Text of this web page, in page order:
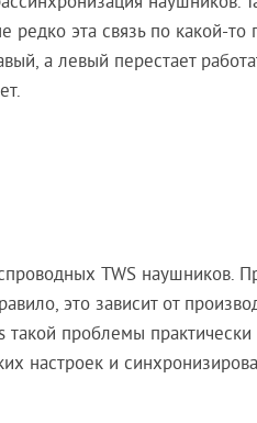
эта связь по какой-то
а левый перестает
TWS наушников.
это зависит от
проблемы
настроек и